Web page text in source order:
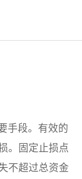
手段。有效的
。固定止损点
不超过总资金